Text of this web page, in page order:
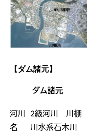
【ダム諸元】
ダム諸元
河川
名
2級河川 川棚
川水系石木川